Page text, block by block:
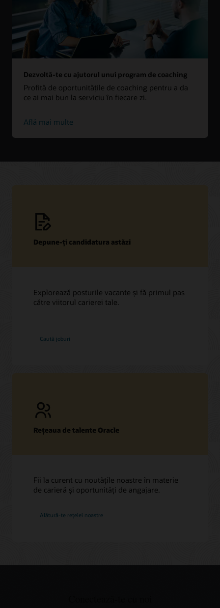
Dezvoltă-te cu ajutorul unui program de coaching
Profită de oportunitățile de coaching pentru a da
ce ai mai bun la serviciu în fiecare zi.
Află mai multe
Depune-ți candidatura astăzi
Explorează posturile vacante și fă primul pas
către viitorul carierei tale.
Caută joburi
Oracle
Rețeaua de talente Oracle
Fii la curent cu noutățile noastre în materie
de carieră și oportunități de angajare.
Alătură-te rețelei noastre
Oracle